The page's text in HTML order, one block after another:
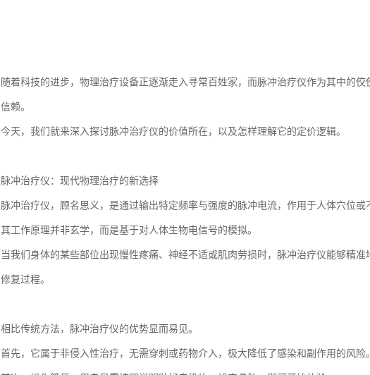
随着科技的进步，物理治疗设备正逐渐走入寻常百姓家，而脉冲治疗仪作为其中的
信赖。
今天，我们就来深入探讨脉冲治疗仪的价值所在，以及怎样理解它的定价逻辑。
脉冲治疗仪：现代物理治疗的新选择
脉冲治疗仪，顾名思义，是通过输出特定频率与强度的脉冲电流，作用于人体穴位
其工作原理并非玄学，而是基于对人体生物电信号的模拟。
当我们身体的某些部位出现慢性疼痛、神经不适或肌肉劳损时，脉冲治疗仪能够精
修复过程。
相比传统方法，脉冲治疗仪的优势显而易见。
首先，它属于非侵入性治疗，无需穿刺或药物介入，极大降低了感染和副作用的风险